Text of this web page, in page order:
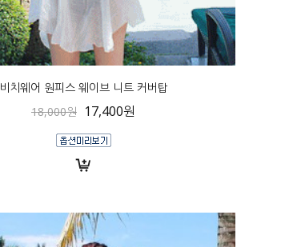
비치웨어 원피스 웨이브 니트 커버탑
18,000원 17,400원